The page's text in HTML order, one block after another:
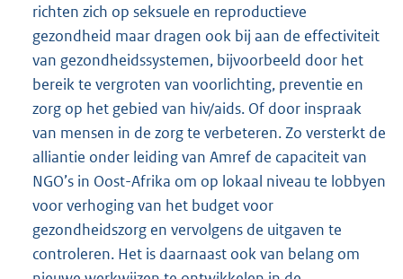
richten zich op seksuele en reproductieve
gezondheid maar dragen ook bij aan de effectiviteit
van gezondheidssystemen, bijvoorbeeld door het
bereik te vergroten van voorlichting, preventie en
zorg op het gebied van hiv/aids. Of door inspraak
van mensen in de zorg te verbeteren. Zo versterkt de
alliantie onder leiding van Amref de capaciteit van
NGO’s in Oost-Afrika om op lokaal niveau te lobbyen
voor verhoging van het budget voor
gezondheidszorg en vervolgens de uitgaven te
controleren. Het is daarnaast ook van belang om